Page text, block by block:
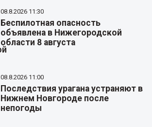
08.8.2026 11:30
Беспилотная опасность
объявлена в Нижегородской
области 8 августа
08.8.2026 11:00
Последствия урагана устраняют в
Нижнем Новгороде после
непогоды